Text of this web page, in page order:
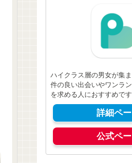
ハイクラス層の男女が集
件の良い出会いやワンラ
を求める人におすすめです
詳細ペ
公式ペ